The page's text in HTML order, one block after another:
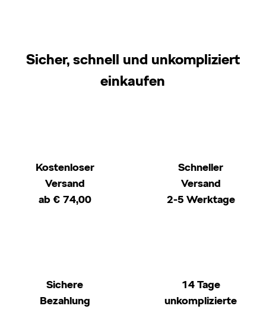
Sicher, schnell und unkompliziert
einkaufen
Kostenloser
Versand
ab € 74,00
Schneller
Versand
2-5 Werktage
Sichere
Bezahlung
14 Tage
unkomplizierte